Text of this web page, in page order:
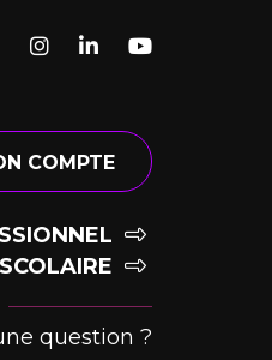
COMPTE
question ?